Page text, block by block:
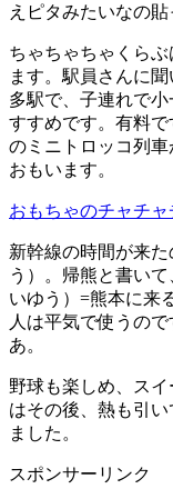
えピタみたいなの貼
ちゃちゃちゃくら
ます。駅員さんに
多駅で、子連れで
すすめです。有料
のミニトロッコ列
おもいます。
おもちゃのチャチ
新幹線の時間が来
う）。帰熊と書い
いゆう）=熊本に来
人は平気で使うの
あ。
野球も楽しめ、ス
はその後、熱も引
ました。
スポンサーリンク